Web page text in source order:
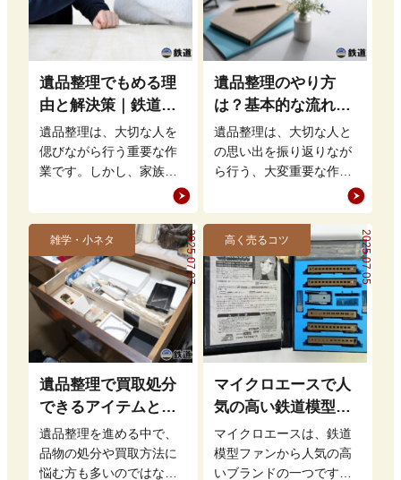
遺品整理でもめる理
由と解決策｜鉄道グ
ッズの整理方法もア
ドバイス
遺品整理は、大切な人を
偲びながら行う重要な作
業です。しかし、家族間
での意見の相違や思い出
の品をどう扱うかという
問題から、もめること…
遺品整理のやり方
は？基本的な流れを
理解して買取・処分
をスムーズに進めよ
う
遺品整理は、大切な人と
の思い出を振り返りなが
ら行う、大変重要な作業
です。しかし、どこから
手をつければ良いのかや
り方が分からず、途方…
2025.07.07
雑学・小ネタ
遺品整理で買取処分
できるアイテムと
は？鉄道グッズを高
く売るポイントも
遺品整理を進める中で、
品物の処分や買取方法に
悩む方も多いのではない
2025.07.05
高く売るコツ
マイクロエースで人
気の高い鉄道模型
は？高価買取の秘訣
も解説
マイクロエースは、鉄道
模型ファンから人気の高
いブランドの一つです。